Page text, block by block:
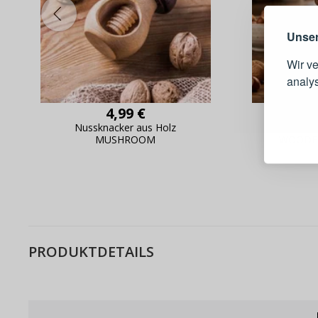
Wir
4,99 €
Nussknacker aus Holz
MUSHROOM
PRODUKTDETAILS
Live-